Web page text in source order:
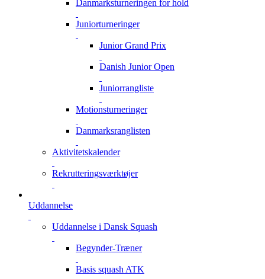
Danmarksturneringen for hold
Juniorturneringer
Junior Grand Prix
Danish Junior Open
Juniorrangliste
Motionsturneringer
Danmarksranglisten
Aktivitetskalender
Rekrutteringsværktøjer
Uddannelse
Uddannelse i Dansk Squash
Begynder-Træner
Basis squash ATK